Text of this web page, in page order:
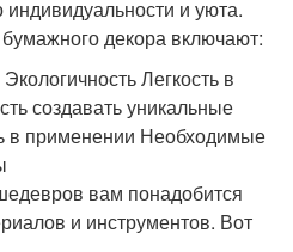
индивидуальности и уюта.
декора включают:
Легкость в
создавать уникальные
в применении Необходимые
вам понадобится
и инструментов. Вот